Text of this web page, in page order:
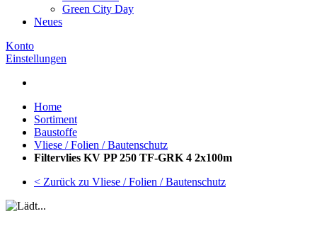
Green City Day
Neues
Konto
Einstellungen
Home
Sortiment
Baustoffe
Vliese / Folien / Bautenschutz
Filtervlies KV PP 250 TF-GRK 4 2x100m
< Zurück zu Vliese / Folien / Bautenschutz